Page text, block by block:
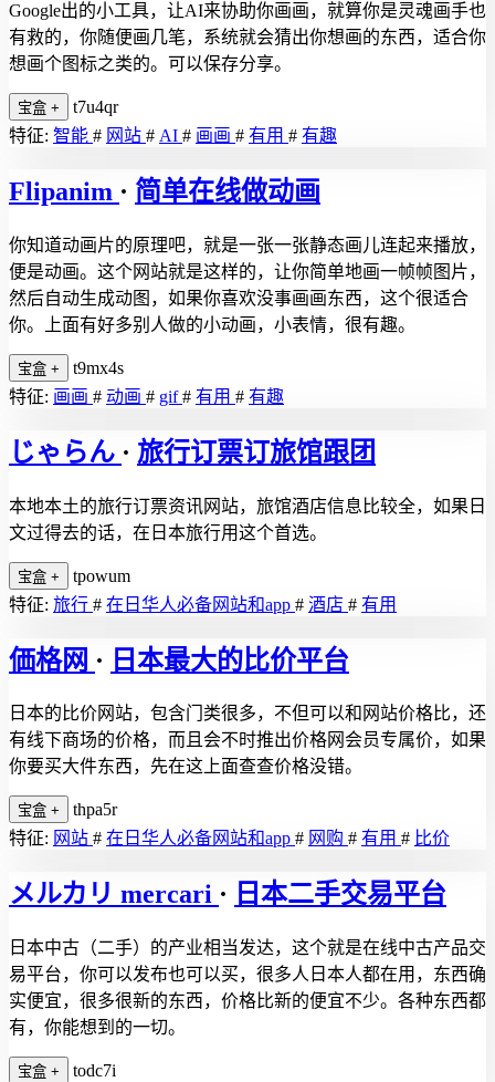
Google出的小工具，让AI来协助你画画，就算你是灵魂画手也
有救的，你随便画几笔，系统就会猜出你想画的东西，适合你
想画个图标之类的。可以保存分享。
宝盒 +
t7u4qr
特征: 智能 # 网站 # AI # 画画 # 有用 # 有趣
Flipanim · 简单在线做动画
你知道动画片的原理吧，就是一张一张静态画儿连起来播放，
便是动画。这个网站就是这样的，让你简单地画一帧帧图片，
然后自动生成动图，如果你喜欢没事画画东西，这个很适合
你。上面有好多别人做的小动画，小表情，很有趣。
宝盒 +
t9mx4s
特征: 画画 # 动画 # gif# 有用 # 有趣
じゃらん · 旅行订票订旅馆跟团
本地本土的旅行订票资讯网站，旅馆酒店信息比较全，如果日
文过得去的话，在日本旅行用这个首选。
宝盒 +
tpowum
特征: 旅行 # 在日华人必备网站和app # 酒店 # 有用
価格网 · 日本最大的比价平台
日本的比价网站，包含门类很多，不但可以和网站价格比，还
有线下商场的价格，而且会不时推出价格网会员专属价，如果
你要买大件东西，先在这上面查查价格没错。
宝盒 +
thpa5r
特征: 网站 # 在日华人必备网站和app # 网购 # 有用 # 比价
メルカリ mercari · 日本二手交易平台
日本中古（二手）的产业相当发达，这个就是在线中古产品交
易平台，你可以发布也可以买，很多人日本人都在用，东西确
实便宜，很多很新的东西，价格比新的便宜不少。各种东西都
有，你能想到的一切。
宝盒 +
todc7i